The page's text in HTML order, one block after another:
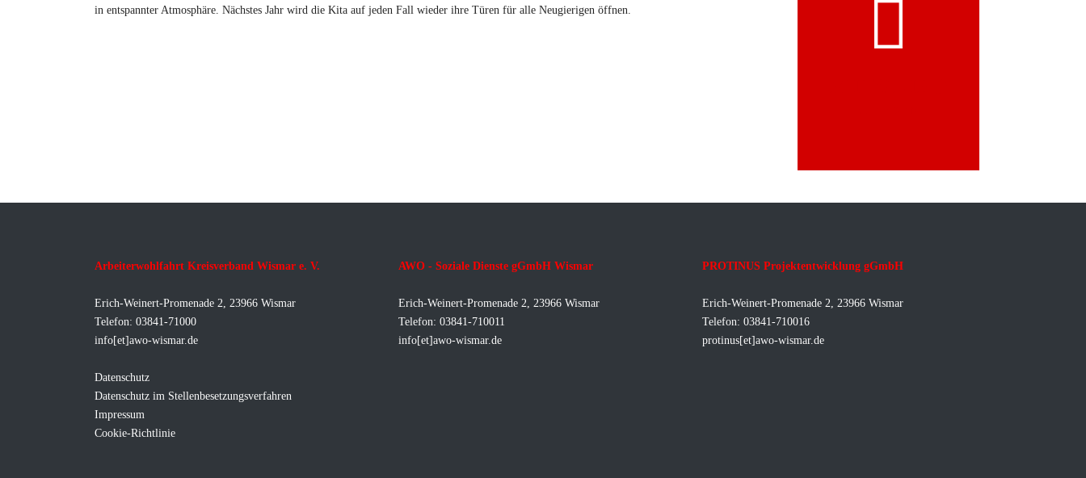
in entspannter Atmosphäre. Nächstes Jahr wird die Kita auf jeden Fall wieder ihre Türen für alle Neugierigen öffnen.
Arbeiterwohlfahrt Kreisverband Wismar e. V.
Erich-Weinert-Promenade 2, 23966 Wismar
Telefon: 03841-71000
info[et]awo-wismar.de
Datenschutz
Datenschutz im Stellenbesetzungsverfahren
Impressum
Cookie-Richtlinie
AWO - Soziale Dienste gGmbH Wismar
Erich-Weinert-Promenade 2, 23966 Wismar
Telefon: 03841-710011
info[et]awo-wismar.de
PROTINUS Projektentwicklung gGmbH
Erich-Weinert-Promenade 2, 23966 Wismar
Telefon: 03841-710016
protinus[et]awo-wismar.de